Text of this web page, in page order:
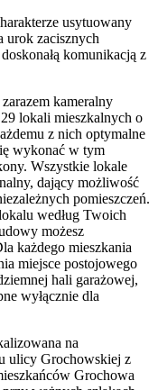
usytuowany
urok zacisznych
komunikacją z
kameralny
lokali mieszkalnych o
z nich optymalne
wykonać w tym
Wszystkie lokale
dający możliwość
pomieszczeń.
według Twoich
możesz
każdego mieszkania
miejsce postojowego
hali garażowej,
wyłącznie dla
na
ulicy Grochowskiej z
Grochowa